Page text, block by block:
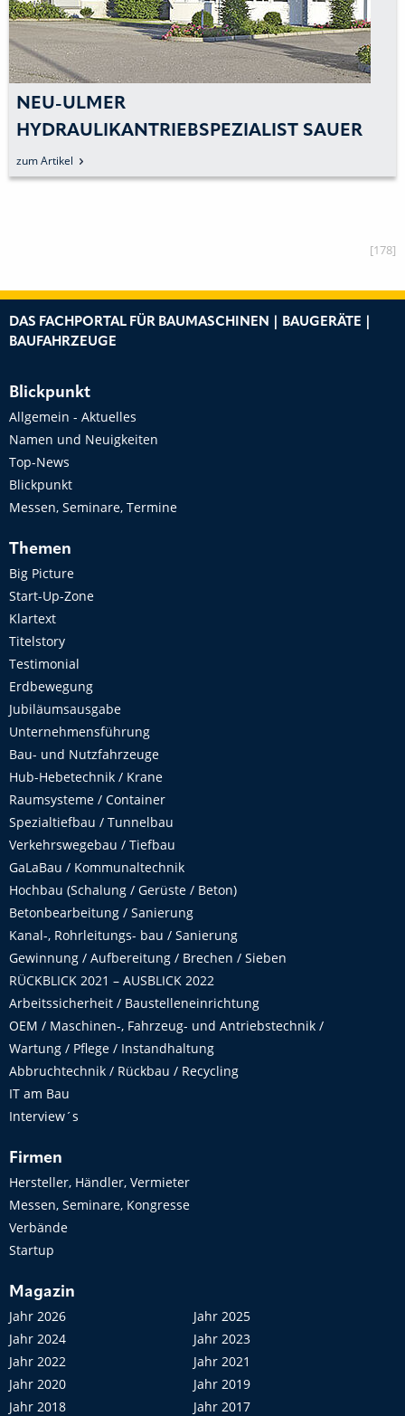
NEU-ULMER
HYDRAULIKANTRIEBSPEZIALIST SAUER
BIBUS FEIERT 20. GEBURTSTAG
zum Artikel
[178]
DAS FACHPORTAL FÜR BAUMASCHINEN | BAUGERÄTE |
BAUFAHRZEUGE
Blickpunkt
Allgemein - Aktuelles
Namen und Neuigkeiten
Top-News
Blickpunkt
Messen, Seminare, Termine
Themen
Big Picture
Start-Up-Zone
Klartext
Titelstory
Testimonial
Erdbewegung
Jubiläumsausgabe
Unternehmensführung
Bau- und Nutzfahrzeuge
Hub-Hebetechnik / Krane
Raumsysteme / Container
Spezialtiefbau / Tunnelbau
Verkehrswegebau / Tiefbau
GaLaBau / Kommunaltechnik
Hochbau (Schalung / Gerüste / Beton)
Betonbearbeitung / Sanierung
Kanal-, Rohrleitungs- bau / Sanierung
Gewinnung / Aufbereitung / Brechen / Sieben
RÜCKBLICK 2021 – AUSBLICK 2022
Arbeitssicherheit / Baustelleneinrichtung
OEM / Maschinen-, Fahrzeug- und Antriebstechnik /
Wartung / Pflege / Instandhaltung
Abbruchtechnik / Rückbau / Recycling
IT am Bau
Interview´s
Firmen
Hersteller, Händler, Vermieter
Messen, Seminare, Kongresse
Verbände
Startup
Magazin
Jahr 2026
Jahr 2025
Jahr 2024
Jahr 2023
Jahr 2022
Jahr 2021
Jahr 2020
Jahr 2019
Jahr 2018
Jahr 2017